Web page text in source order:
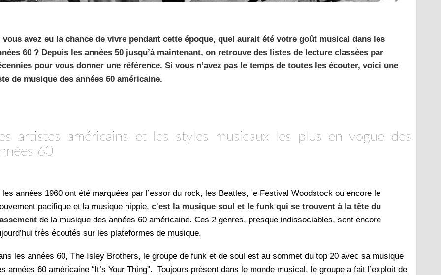
vous avez eu la chance de vivre pendant cette époque, quel aurait été votre goût musical dans les
60 ? Depuis les années 50 jusqu’à maintenant, on retrouve des listes de lecture classées par
pour vous donner une référence. Si vous n’avez pas le temps de toutes les écouter, voici une
de musique des années 60 américaine.
artistes américains et les styles musicaux les plus en vogue des
60
les années 1960 ont été marquées par l’essor du rock, les Beatles, le Festival Woodstock ou encore le
pacifique et la musique hippie,c’est la musique soul et le funk qui se trouvent à la tête du
de la musique des années 60 américaine. Ces 2 genres, presque indissociables, sont encore
très écoutés sur les plateformes de musique.
les années 60, The Isley Brothers, le groupe de funk et de soul est au sommet du top 20 avec sa musique
années 60 américaine “It’s Your Thing”. Toujours présent dans le monde musical, le groupe a fait l’exploit de